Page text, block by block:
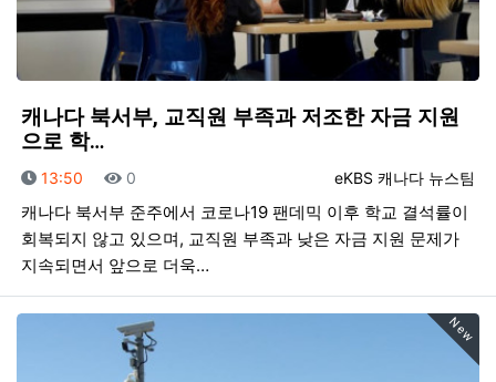
캐나다 북서부, 교직원 부족과 저조한 자금 지원
으로 학…
등록자
eKBS 캐나다 뉴스팀
등록일
13:50 조회
0
캐나다 북서부 준주에서 코로나19 팬데믹 이후 학교 결석률이
회복되지 않고 있으며, 교직원 부족과 낮은 자금 지원 문제가
지속되면서 앞으로 더욱…
New